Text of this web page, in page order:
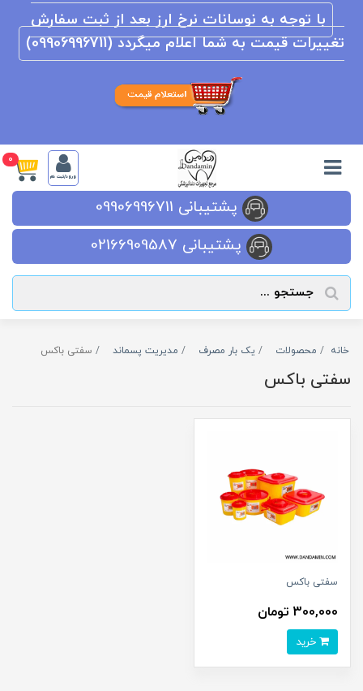
با توجه به نوسانات نرخ ارز بعد از ثبت سفارش
تغییرات قیمت به شما اعلام میگردد (09906996711)
ورود/ثبت نام
0
پشتیبانی 09906996711
پشتیبانی 02166909587
خانه محصولات یک بار مصرف مدیریت پسماند سفتی باکس
سفتی باکس
سفتی باکس
300,000 تومان